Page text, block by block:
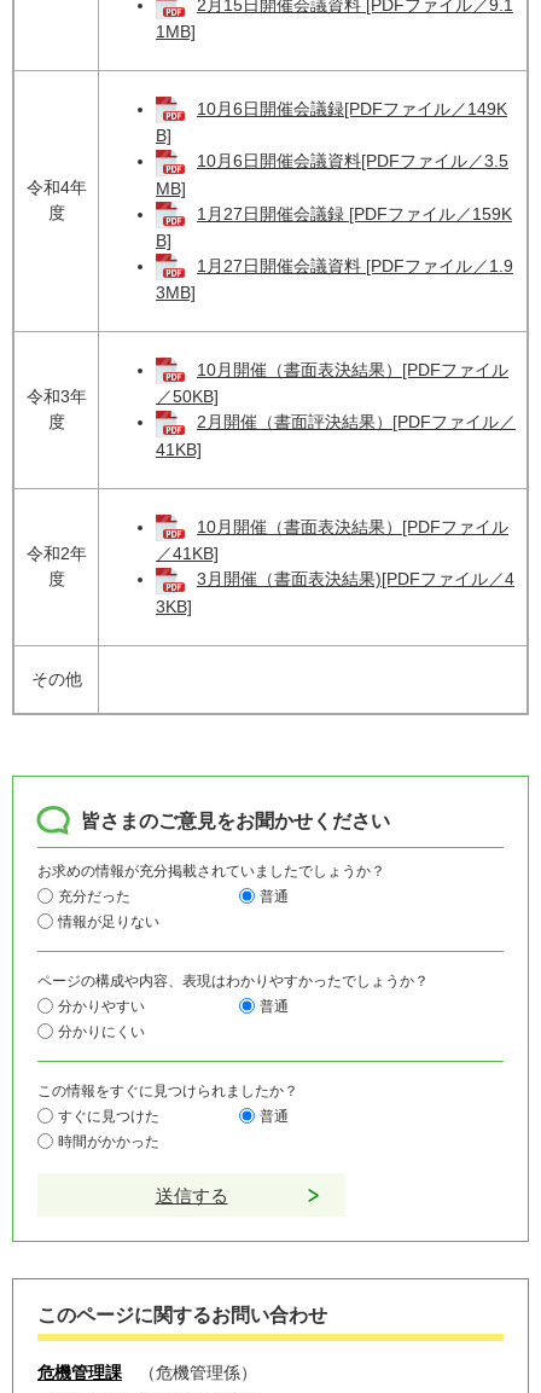
2月15日開催会議資料 [PDFファイル／9.1
1MB]
令和4年
度
10月6日開催会議録[PDFファイル／149K
B]
10月6日開催会議資料[PDFファイル／3.5
MB]
1月27日開催会議録 [PDFファイル／159K
B]
1月27日開催会議資料 [PDFファイル／1.9
3MB]
令和3年
度
10月開催（書面表決結果）[PDFファイル
／50KB]
2月開催（書面評決結果）[PDFファイル／
41KB]
令和2年
度
10月開催（書面表決結果）[PDFファイル
／41KB]
3月開催（書面表決結果)[PDFファイル／4
3KB]
その他
皆さまのご意見をお聞かせください
お求めの情報が充分掲載されていましたでしょうか？
充分だった
普通
情報が足りない
ページの構成や内容、表現はわかりやすかったでしょうか？
分かりやすい
普通
分かりにくい
この情報をすぐに見つけられましたか？
すぐに見つけた
普通
時間がかかった
このページに関するお問い合わせ
危機管理課
危機管理係